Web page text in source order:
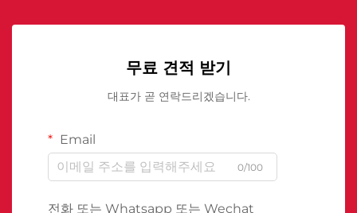
무료 견적 받기
대표가 곧 연락드리겠습니다.
Email
0/100
전화 또는 Whatsapp 또는 Wechat